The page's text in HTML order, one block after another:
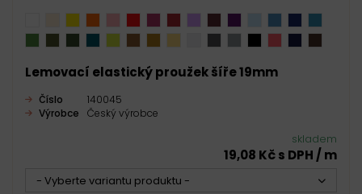
Lemovací elastický proužek šíře 19mm
Číslo
140045
Výrobce
Český výrobce
skladem
19,08 Kč s DPH / m
- Vyberte variantu produktu -